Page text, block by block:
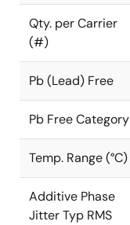
Qty. per Carrier
(#)
Pb (Lead) Free
Pb Free Category
Temp. Range (°C)
Additive Phase
Jitter Typ RMS